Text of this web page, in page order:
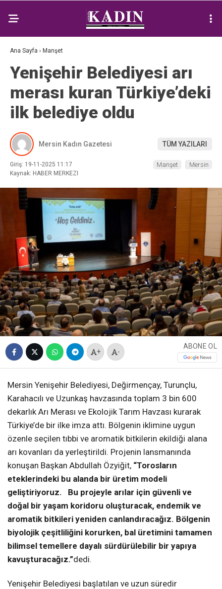
Ana Sayfa › Manşet
Yenişehir Belediyesi arı
merası kuran Türkiye’deki
ilk belediye oldu
Mersin Kadın Gazetesi TÜM YAZILARI
Giriş: 19-11-2025 11:17
Kaynak: HABER MERKEZI
Manşet Mersin
+ -
ABONE OL
Mersin Yenişehir Belediyesi, Değirmençay, Turunçlu,
Karahacılı ve Uzunkaş havzasında toplam 3 bin 600
dekarlık Arı Merası ve Ekolojik Tarım Havzası kurarak
Türkiye’de bir ilke imza attı. Bölgenin iklimine uygun
özenle seçilen tıbbi ve aromatik bitkilerin ekildiği alana
arı kovanları da yerleştirildi. Projenin lansmanında
konuşan Başkan Abdullah Özyiğit, “Torosların
eteklerindeki bu alanda bir üretim modeli
geliştiriyoruz. Bu projeyle arılar için güvenli ve
doğal bir yaşam koridoru oluşturacak, endemik ve
aromatik bitkileri yeniden canlandıracağız. Bölgenin
biyolojik çeşitliliğini korurken, bal üretimini tamamen
bilimsel temellere dayalı sürdürülebilir bir yapıya
kavuşturacağız.”dedi.
Yenişehir Belediyesi başlatılan ve uzun süredir